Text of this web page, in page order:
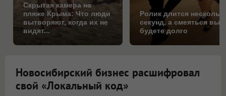
Скрытая камера на
пляже Крыма: Что люди
вытворяют, когда их не
видят...
Ролик длится
секунд, а смеяться вы
будете долго
Новосибирский бизнес расшифровал
свой «Локальный код»